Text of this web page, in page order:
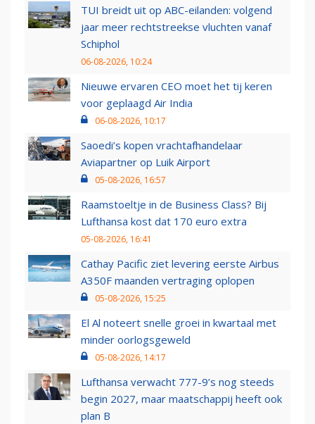
TUI breidt uit op ABC-eilanden: volgend
jaar meer rechtstreekse vluchten vanaf
Schiphol
06-08-2026, 10:24
Nieuwe ervaren CEO moet het tij keren
voor geplaagd Air India
06-08-2026, 10:17
Saoedi’s kopen vrachtafhandelaar
Aviapartner op Luik Airport
05-08-2026, 16:57
Raamstoeltje in de Business Class? Bij
Lufthansa kost dat 170 euro extra
05-08-2026, 16:41
Cathay Pacific ziet levering eerste Airbus
A350F maanden vertraging oplopen
05-08-2026, 15:25
El Al noteert snelle groei in kwartaal met
minder oorlogsgeweld
05-08-2026, 14:17
Lufthansa verwacht 777-9’s nog steeds
begin 2027, maar maatschappij heeft ook
plan B